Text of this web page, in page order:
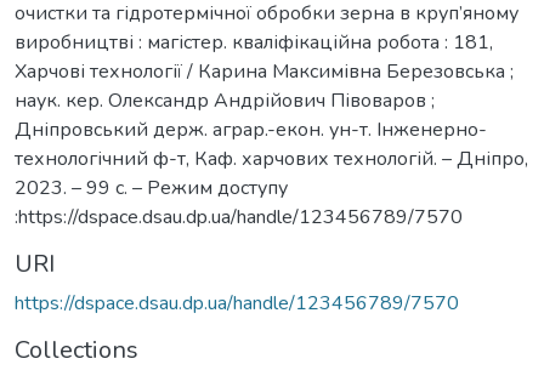
очистки та гідротермічної обробки зерна в круп’яному
виробництві : магістер. кваліфікаційна робота : 181,
Харчові технології / Карина Максимівна Березовська ;
наук. кер. Олександр Андрійович Півоваров ;
Дніпровський держ. аграр.-екон. ун-т. Інженерно-
технологічний ф-т, Каф. харчових технологій. – Дніпро,
2023. – 99 с. – Режим доступу
:https://dspace.dsau.dp.ua/handle/123456789/7570
URI
https://dspace.dsau.dp.ua/handle/123456789/7570
Collections